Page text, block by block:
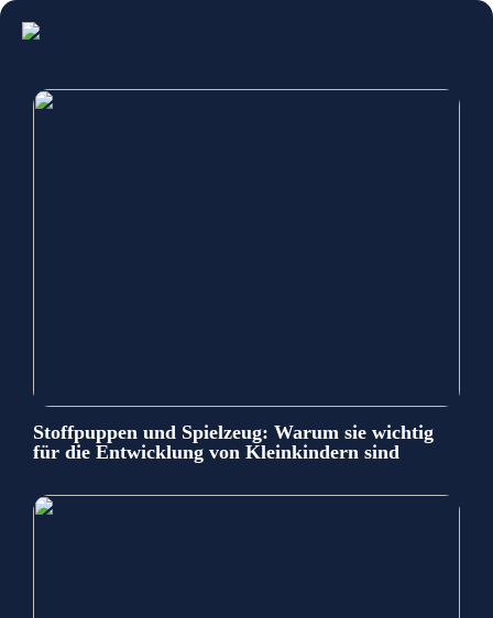
Stoffpuppen und Spielzeug: Warum sie wichtig
für die Entwicklung von Kleinkindern sind